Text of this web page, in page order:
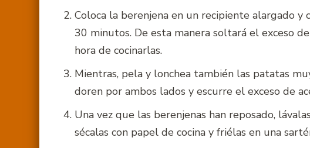
Coloca la berenjena en un recipiente alargado
30 minutos. De esta manera soltará el exceso
hora de cocinarlas.
Mientras, pela y lonchea también las patatas
doren por ambos lados y escurre el exceso de
Una vez que las berenjenas han reposado,
sécalas con papel de cocina y friélas en una